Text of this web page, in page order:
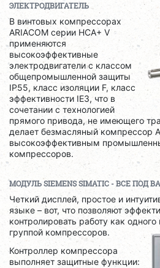
ЭЛЕКТРОДВИГАТЕЛЬ
В винтовых компрессорах
ARIACOM серии HCA+ V
применяются
высокоэффективные
электродвигатели с классом
общепромышленной защиты
IP55, класс изоляции F, класс
эффективности IE3, что в
сочетании с технологией
прямого привода, не имеющего
делает безмасляный компрессор
высокоэффективным
компрессоров.
МОДУЛЬSIEMENS SIMATIC - ВСЕ ПОД
Четкий дисплей, простое и
языке – вот, что позволяют
контролировать работу как
группой компрессоров.
Контроллер компрессора
выполняет защитные функции: